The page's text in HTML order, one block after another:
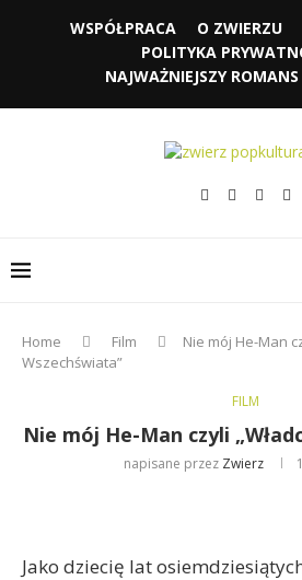
WSPÓŁPRACA O ZWIERZU
POLITYKA
NAJWAŻNIEJSZY
Home Film
Nie mój He-Man
Wszechświata”
FILM
Nie mój He-Man czyli
napisane przez Zwierz
Jako dziecię lat